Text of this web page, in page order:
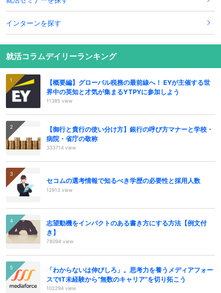
インターンを探す
就活コラムデイリーランキング
【概要編】グローバル税務の最前線へ！ EYが主催する世
界中の英知と才気が集まるYTPYに参加しよう
11385 view
【御行と貴行の使い分け方】銀行の呼び方マナーと学校・
病院・省庁の敬称
333714 view
セコムの選考情報で知るべき学歴の必要性と採用人数
12913 view
志望動機をインパクトのある書き方にする方法【例文付
き】
78094 view
「わからないは伸びしろ」。思考力を養うメディアフォー
スでIT未経験から“無数のキャリア”を切り拓こう
102294 view